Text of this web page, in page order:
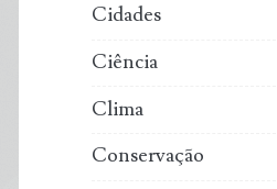
Cidades
Ciência
Clima
Conservação